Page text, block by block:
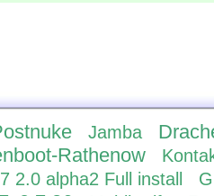
Jamba
Rathenow
2.0 alpha2 Full install